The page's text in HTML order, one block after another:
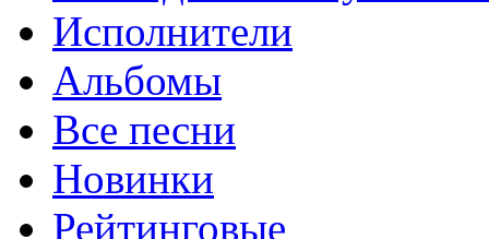
Исполнители
Альбомы
Все песни
Новинки
Рейтинговые